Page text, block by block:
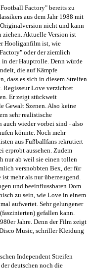
Factory" bereits zu
aus dem Jahr 1988 mit
nicht und kann
ziehen. Aktuelle Version ist
Hooliganfilm ist, wie
oder der ziemlich
der Hauptrolle. Denn würde
die auf Kämpfe
dass es sich in diesem Streifen
Regisseur Love verzichtet
Er zeigt stückweit
Gewalt Szenen. Also keine
sehr realistische
auch wieder vorbei sind - also
könnte. Noch mehr
aus Fußballfans rekrutiert
erprobt aussehen. Zudem
nur ab weil sie einen tollen
versnobbten Bex, der für
mehr als nur überzeugend.
und beeinflussbaren Dom
zu sein, wie Love in einem
aufwertet. Sehr gelungener
gefallen kann.
Jahre. Denn der Film zeigt
Music, schriller Kleidung
Independent Streifen
deutschen noch die